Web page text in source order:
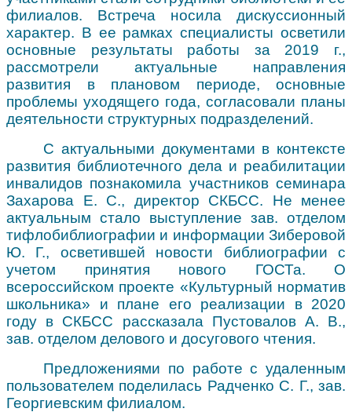
филиалов. Встреча носила дискуссионный
характер. В ее рамках специалисты осветили
основные результаты работы за 2019 г.,
рассмотрели актуальные направления
развития в плановом периоде, основные
проблемы уходящего года, согласовали планы
деятельности структурных подразделений.
С актуальными документами в контексте
развития библиотечного дела и реабилитации
инвалидов познакомила участников семинара
Захарова Е. С., директор СКБСС. Не менее
актуальным стало выступление зав. отделом
тифлобиблиографии и информации Зиберовой
Ю. Г., осветившей новости библиографии с
учетом принятия нового ГОСТа. О
всероссийском проекте «Культурный норматив
школьника» и плане его реализации в 2020
году в СКБСС рассказала Пустовалов А. В.,
зав. отделом делового и досугового чтения.
Предложениями по работе с удаленным
пользователем поделилась Радченко С. Г., зав.
Георгиевским филиалом.